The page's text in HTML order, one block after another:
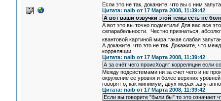
Если это не так, докажите, что вы с ним
Цитата: naib от 17 Марта 2008, 11:39:42
А вот ваши озвучки этой темы есть не
А вот это вы точно подметили! Для вас все
сепарабельности. Честно признаться,
квантовой картиной мира такая слабая
А докажите, что это не так. Докажите, что
корреляции.
Цитата: naib от 17 Марта 2008, 11:39:42
А за счёт чего происХодят корреляции если
Между подсистемами ни за счет чего и не
окружение ее уровня и более верхних
говорят о, как минимум, двух мерах
Цитата: naib от 17 Марта 2008, 11:39:42
Если вы говорите "были бы" то это означает